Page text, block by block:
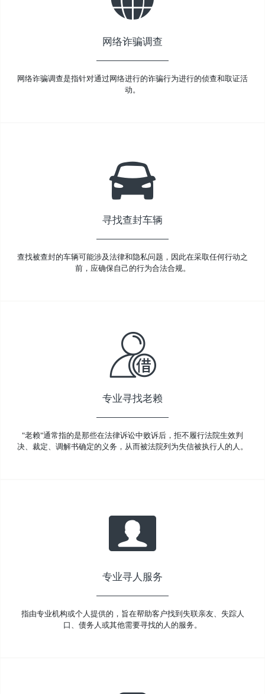
网络诈骗调查
网络诈骗调查是指针对通过网络进行的诈骗行为进行的侦查和取证活
动。
寻找查封车辆
查找被查封的车辆可能涉及法律和隐私问题，因此在采取任何行动之
前，应确保自己的行为合法合规。
专业寻找老赖
"老赖"通常指的是那些在法律诉讼中败诉后，拒不履行法院生效判
决、裁定、调解书确定的义务，从而被法院列为失信被执行人的人。
专业寻人服务
指由专业机构或个人提供的，旨在帮助客户找到失联亲友、失踪人
口、债务人或其他需要寻找的人的服务。